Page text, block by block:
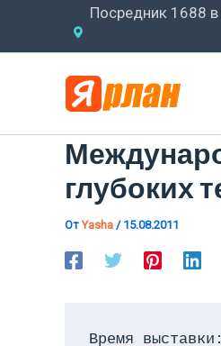
Посредник 1688 в
глубоких
ОтYasha / 15.08.2011
Время